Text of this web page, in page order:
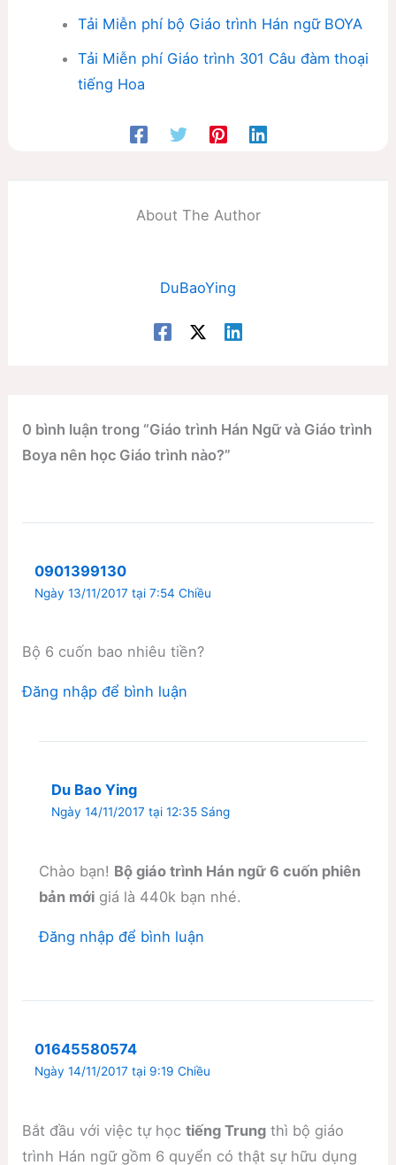
Tải Miễn phí bộ Giáo trình Hán ngữ BOYA
Tải Miễn phí Giáo trình 301 Câu đàm thoại
tiếng Hoa
About The Author
DuBaoYing
0 bình luận trong “Giáo trình Hán Ngữ và Giáo trình
Boya nên học Giáo trình nào?”
0901399130
Ngày 13/11/2017 tại 7:54 Chiều
Bộ 6 cuốn bao nhiêu tiền?
Đăng nhập để bình luận
Du Bao Ying
Ngày 14/11/2017 tại 12:35 Sáng
Chào bạn! Bộ giáo trình Hán ngữ 6 cuốn phiên
bản mới giá là 440k bạn nhé.
Đăng nhập để bình luận
01645580574
Ngày 14/11/2017 tại 9:19 Chiều
Bắt đầu với việc tự họctiếng Trung thì bộ giáo
trình Hán ngữ gồm 6 quyển có thật sự hữu dụng